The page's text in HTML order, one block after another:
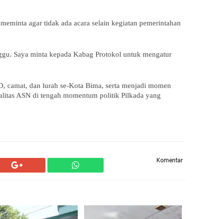
agar tidak ada acara selain kegiatan pemerintahan
Saya minta kepada Kabag Protokol untuk mengatur
camat, dan lurah se-Kota Bima, serta menjadi momen
ASN di tengah momentum politik Pilkada yang
Komentar